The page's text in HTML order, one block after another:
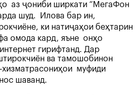
аз ҷониби ширкати “МегаФон
шуд. Илова бар ин,
ки натиҷаҳои беҳтарин
омода кард, яъне онҳо
гирифтанд. Дар
ва тамошобинон
муфиди
шаванд.